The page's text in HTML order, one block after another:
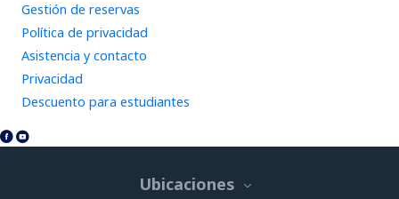
Gestión de reservas
Política de privacidad
Asistencia y contacto
Privacidad
Descuento para estudiantes
Ubicaciones